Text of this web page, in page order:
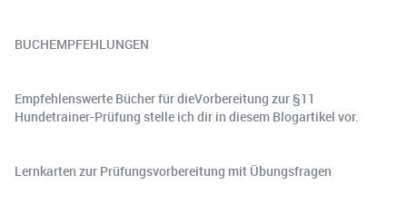
BUCHEMPFEHLUNGEN
Empfehlenswerte Bücher für dieVorbereitung zur §11
Hundetrainer-Prüfung stelle ich dir in ⁠diesem Blogartikel⁠ vor.
⁠Lernkarten zur Prüfungsvorbereitung mit Übungsfragen⁠